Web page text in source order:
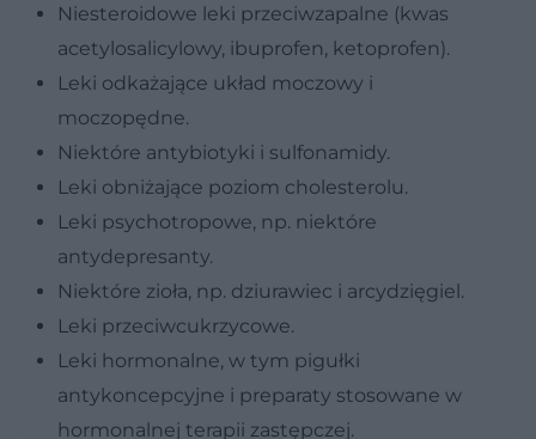
Niesteroidowe leki przeciwzapalne (kwas
acetylosalicylowy, ibuprofen, ketoprofen).
Leki odkażające układ moczowy i
moczopędne.
Niektóre antybiotyki i sulfonamidy.
Leki obniżające poziom cholesterolu.
Leki psychotropowe, np. niektóre
antydepresanty.
Niektóre zioła, np. dziurawiec i arcydzięgiel.
Leki przeciwcukrzycowe.
Leki hormonalne, w tym pigułki
antykoncepcyjne i preparaty stosowane w
hormonalnej terapii zastępczej.